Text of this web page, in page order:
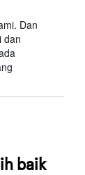
Dan
dan
baik